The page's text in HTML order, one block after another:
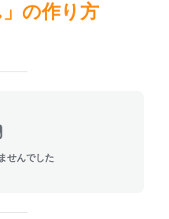
の作り方
せんでした